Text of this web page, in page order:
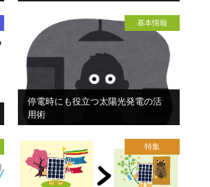
基本情報
停電時にも役立つ太陽光発電の活
用術
特集